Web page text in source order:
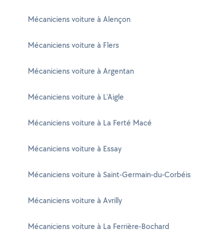
Mécaniciens voiture à Alençon
Mécaniciens voiture à Flers
Mécaniciens voiture à Argentan
Mécaniciens voiture à L'Aigle
Mécaniciens voiture à La Ferté Macé
Mécaniciens voiture à Essay
Mécaniciens voiture à Saint-Germain-du-Corbéis
Mécaniciens voiture à Avrilly
Mécaniciens voiture à La Ferrière-Bochard